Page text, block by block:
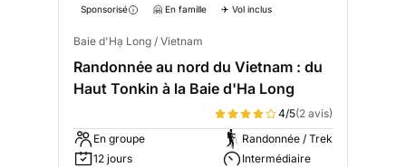
Sponsorisé 🤗 En famille ✈️ Vol inclus
Baie d'Hạ Long / Vietnam
Randonnée au nord du Vietnam : du
Haut Tonkin à la Baie d'Ha Long
4/5(2 avis)
En groupe
12 jours
Randonnée / Trek
Intermédiaire